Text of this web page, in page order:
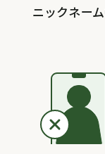
ニックネー